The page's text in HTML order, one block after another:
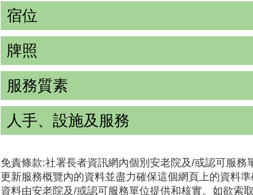
宿位
牌照
服務質素
人手、設施及服務
免責條款:社署長者資訊網內個別安老院及/或認可服
更新服務概覽內的資料並盡力確保這個網頁上的資料
資料由安老院及/或認可服務單位提供和核實。如欲索